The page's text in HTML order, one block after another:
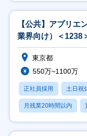
【公共】アプリエ
業界向け）＜1238
東京都
550万~1100万
正社員採用 土日祝
月残業20時間以内